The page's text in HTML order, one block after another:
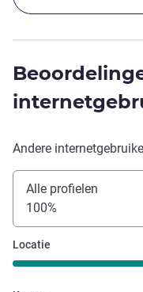
Andere
Alle profielen
100%
Locatie